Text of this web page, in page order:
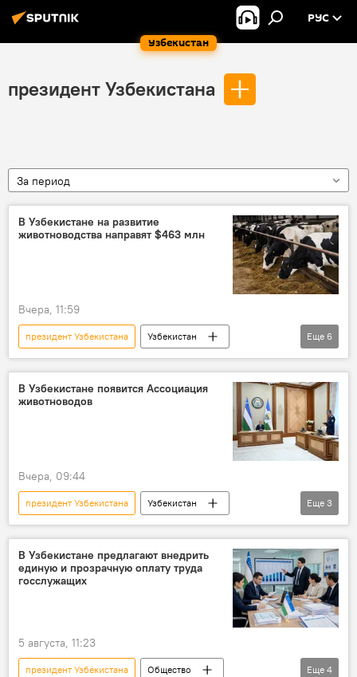
Узбекистан
РУС
президент Узбекистана
За период
В Узбекистане на развитие
животноводства направят $463 млн
Вчера, 11:59
президент Узбекистана
Узбекистан
животноводство
финансирование
производство
мясо
Презентация
Шавкат Мирзиёев
Еще 6
В Узбекистане появится Ассоциация
животноводов
Вчера, 09:44
президент Узбекистана
Узбекистан
животноводство
Презентация
Шавкат Мирзиёев
Еще 3
В Узбекистане предлагают внедрить
единую и прозрачную оплату труда
госслужащих
5 августа, 11:23
президент Узбекистана
Общество
Еще 4